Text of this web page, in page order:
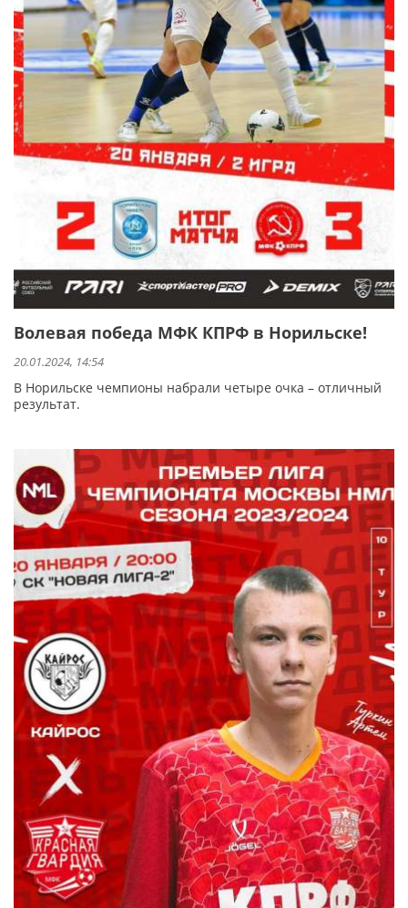
Волевая победа МФК КПРФ в Норильске!
20.01.2024, 14:54
В Норильске чемпионы набрали четыре очка – отличный
результат.